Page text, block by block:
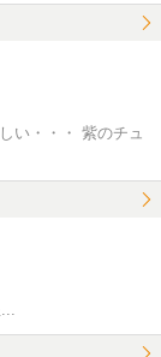
い・・・ 紫のチュ